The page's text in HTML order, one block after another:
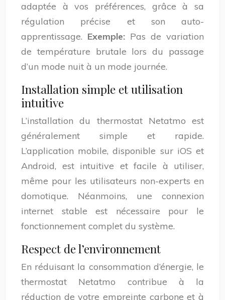
adaptée à vos préférences, grâce à sa
régulation précise et son auto-
apprentissage. Exemple: Pas de variation
de température brutale lors du passage
d’un mode nuit à un mode journée.
Installation simple et utilisation
intuitive
L’installation du thermostat Netatmo est
généralement simple et rapide.
L’application mobile, disponible sur iOS et
Android, est intuitive et facile à utiliser,
même pour les utilisateurs non-experts en
domotique. Néanmoins, une connexion
internet stable est nécessaire pour le
fonctionnement complet du système.
Respect de l’environnement
En réduisant la consommation d’énergie, le
thermostat Netatmo contribue à la
réduction de votre empreinte carbone et à